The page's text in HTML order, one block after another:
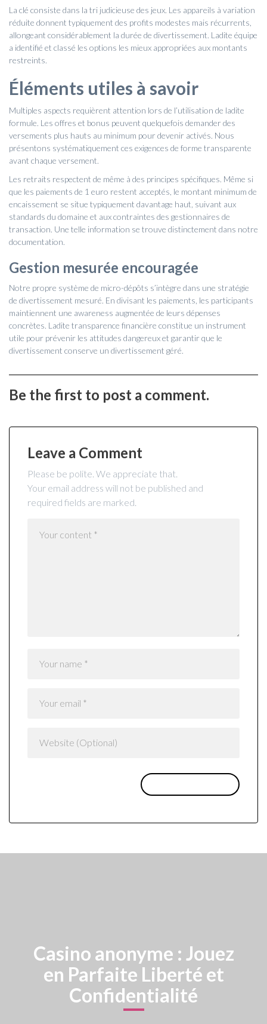
La clé consiste dans la tri judicieuse des jeux. Les appareils à variation
réduite donnent typiquement des profits modestes mais récurrents,
allongeant considérablement la durée de divertissement. Ladite équipe
a identifié et classé les options les mieux appropriées aux montants
restreints.
Éléments utiles à savoir
Multiples aspects requièrent attention lors de l’utilisation de ladite
formule. Les offres et bonus peuvent quelquefois demander des
versements plus hauts au minimum pour devenir activés. Nous
présentons systématiquement ces exigences de forme transparente
avant chaque versement.
Les retraits respectent de même à des principes spécifiques. Même si
que les paiements de 1 euro restent acceptés, le montant minimum de
encaissement se situe typiquement davantage haut, suivant aux
standards du domaine et aux contraintes des gestionnaires de
transaction. Une telle information se trouve distinctement dans notre
documentation.
Gestion mesurée encouragée
Notre propre système de micro-dépôts s’intègre dans une stratégie
de divertissement mesuré. En divisant les paiements, les participants
maintiennent une awareness augmentée de leurs dépenses
concrètes. Ladite transparence financière constitue un instrument
utile pour prévenir les attitudes dangereux et garantir que le
divertissement conserve un divertissement géré.
Be the first to post a comment.
Leave a Comment
Please be polite. We appreciate that.
Your email address will not be published and
required fields are marked.
Casino anonyme : Jouez
en Parfaite Liberté et
Confidentialité